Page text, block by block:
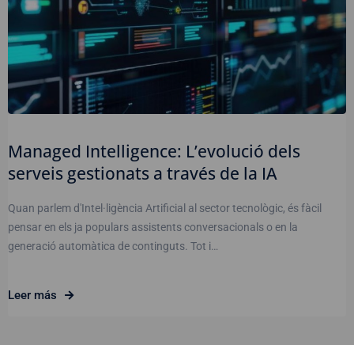
Managed Intelligence: L’evolució dels
serveis gestionats a través de la IA
Quan parlem d'Intel·ligència Artificial al sector tecnològic, és fàcil
pensar en els ja populars assistents conversacionals o en la
generació automàtica de continguts. Tot i…
Leer más